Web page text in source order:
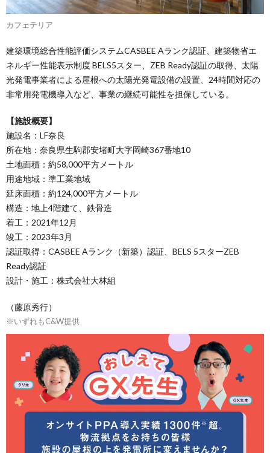
カフェテリア
建築環境総合性能評価システムCASBEE Aランク認証、建築物省エ
ネルギー性能表示制度 BELS5スター、ZEB Ready認証の取得、太陽
光発電事業者による屋根への太陽光発電設備の設置、24時間対応の
非常用発電機導入など、事業の継続可能性を担保している。
【施設概要】
施設名：LF奈良
所在地：奈良県生駒郡安堵町大字岡崎367番地10
土地⾯積：約58,000平方メートル
用途地域：準工業地域
延床面積：約124,000平方メートル
構造：地上4階建て、鉄骨造
着工：2021年12月
竣工：2023年3月
認証取得：CASBEE Aランク（新築）認証、BELS 5スターZEB
Ready認証
設計・施工：株式会社大林組
（藤原秀行）
※いずれもC&W提供